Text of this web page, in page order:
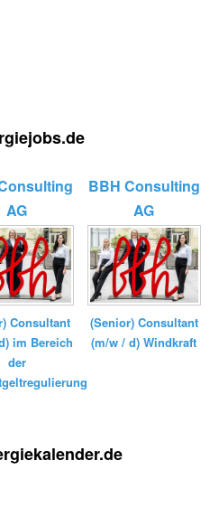
AG
Consultant
im Bereich
der
BBH Consulting
AG
(Senior) Consultant
(m/w / d) Windkraft